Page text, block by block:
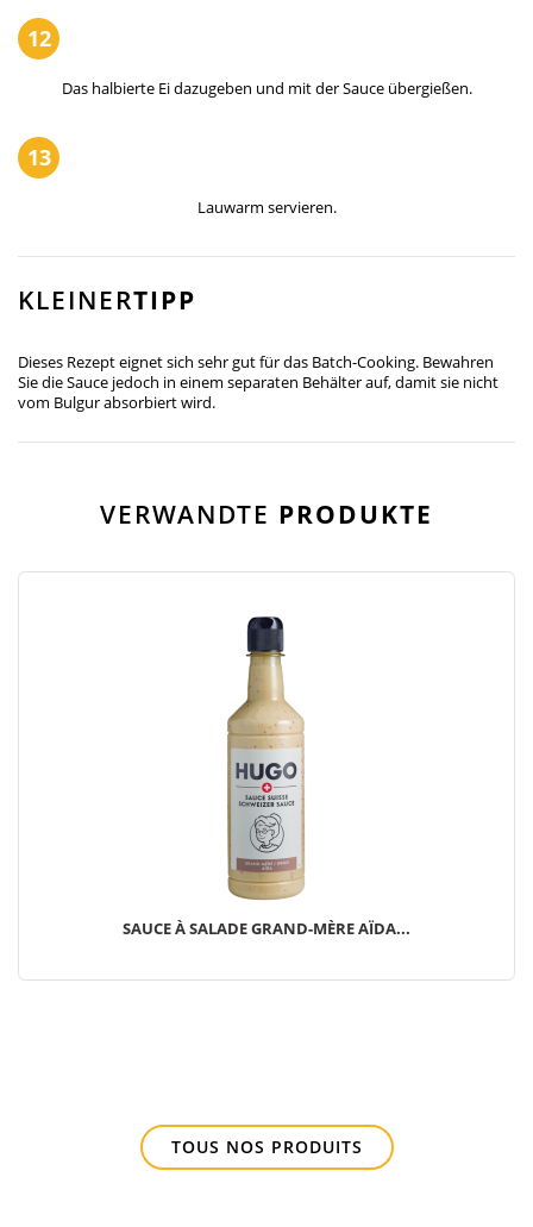
12
Das halbierte Ei dazugeben und mit der Sauce übergießen.
13
Lauwarm servieren.
KLEINERTIPP
Dieses Rezept eignet sich sehr gut für das Batch-Cooking. Bewahren
Sie die Sauce jedoch in einem separaten Behälter auf, damit sie nicht
vom Bulgur absorbiert wird.
VERWANDTE PRODUKTE
SAUCE À SALADE GRAND-MÈRE AÏDA...
TOUS NOS PRODUITS